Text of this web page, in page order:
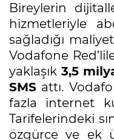
Bireylerin
hizmetleriyle
sağladığı
Vodafone
yaklaşık 3,5
SMS attı.
fazla internet
Tarifelerindeki
özgürce ve ek